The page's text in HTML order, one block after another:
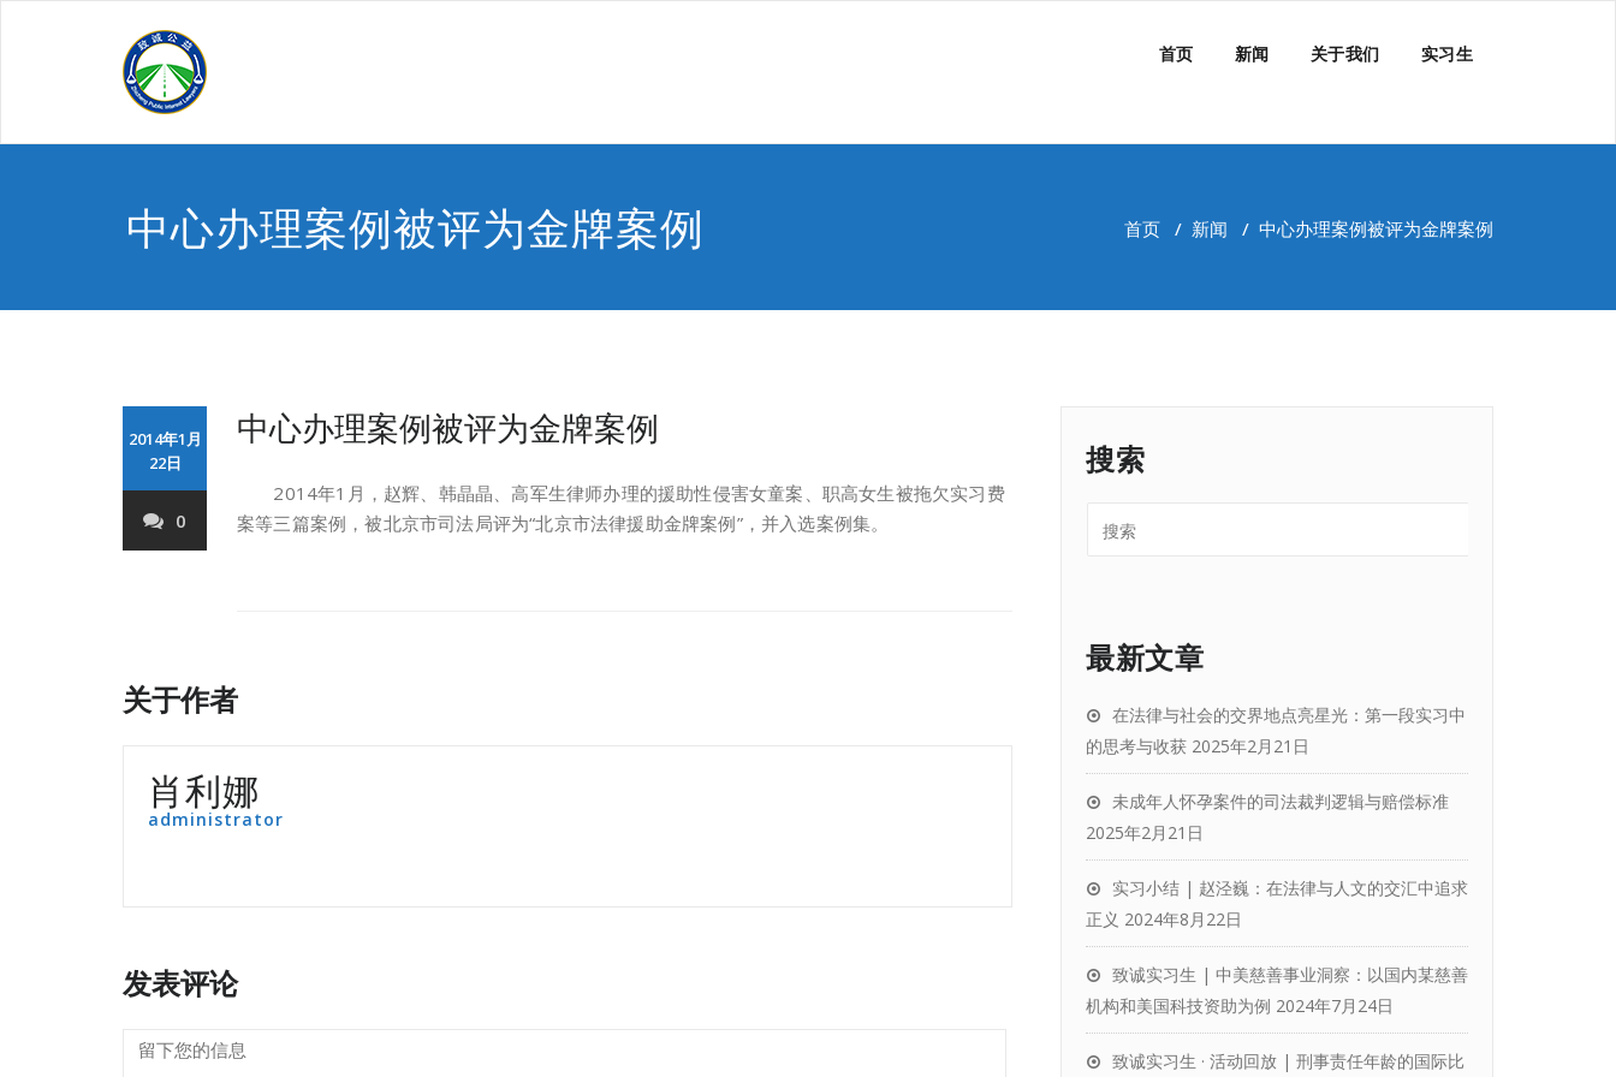
首页 新闻 关于我们 实习生
中心办理案例被评为金牌案例 首页 / 新闻 / 中心办理案例被评为金牌案例
2014年1月
22日
0
中心办理案例被评为金牌案例
2014年1月，赵辉、韩晶晶、高军生律师办理的援助性侵害女童案、职高女生被拖欠实习费
案等三篇案例，被北京市司法局评为“北京市法律援助金牌案例”，并入选案例集。
关于作者
肖利娜
administrator
发表评论
搜索
最新文章
在法律与社会的交界地点亮星光：第一段实习中
的思考与收获 2025年2月21日
未成年人怀孕案件的司法裁判逻辑与赔偿标准
2025年2月21日
实习小结 | 赵泾巍：在法律与人文的交汇中追求
正义 2024年8月22日
致诚实习生 | 中美慈善事业洞察：以国内某慈善
机构和美国科技资助为例 2024年7月24日
致诚实习生 · 活动回放 | 刑事责任年龄的国际比